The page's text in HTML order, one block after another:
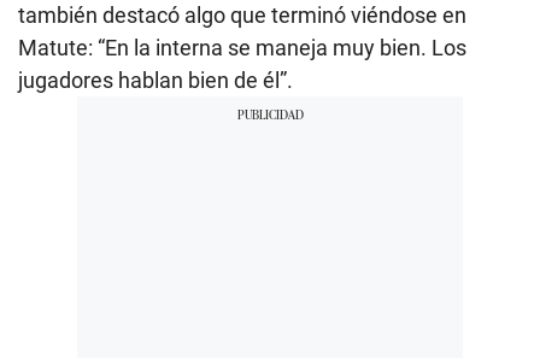
también destacó algo que terminó viéndose en
Matute: “En la interna se maneja muy bien. Los
jugadores hablan bien de él”.